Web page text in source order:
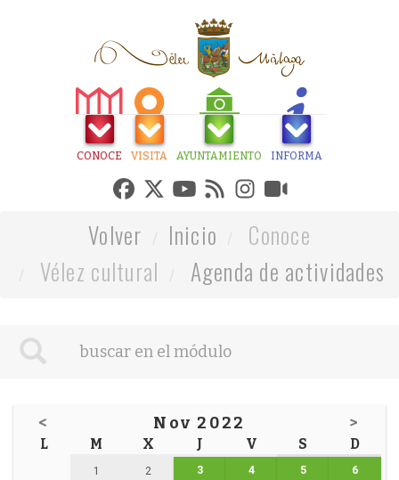
CONOCE VISITA AYUNTAMIENTO INFORMA
Volver Inicio
Conoce
Vélez cultural
Agenda de actividades
< Nov 2022 >
L M X J V S D
1 2 3 4 5 6